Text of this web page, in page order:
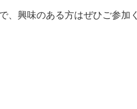
興味のある方はぜひご参加く